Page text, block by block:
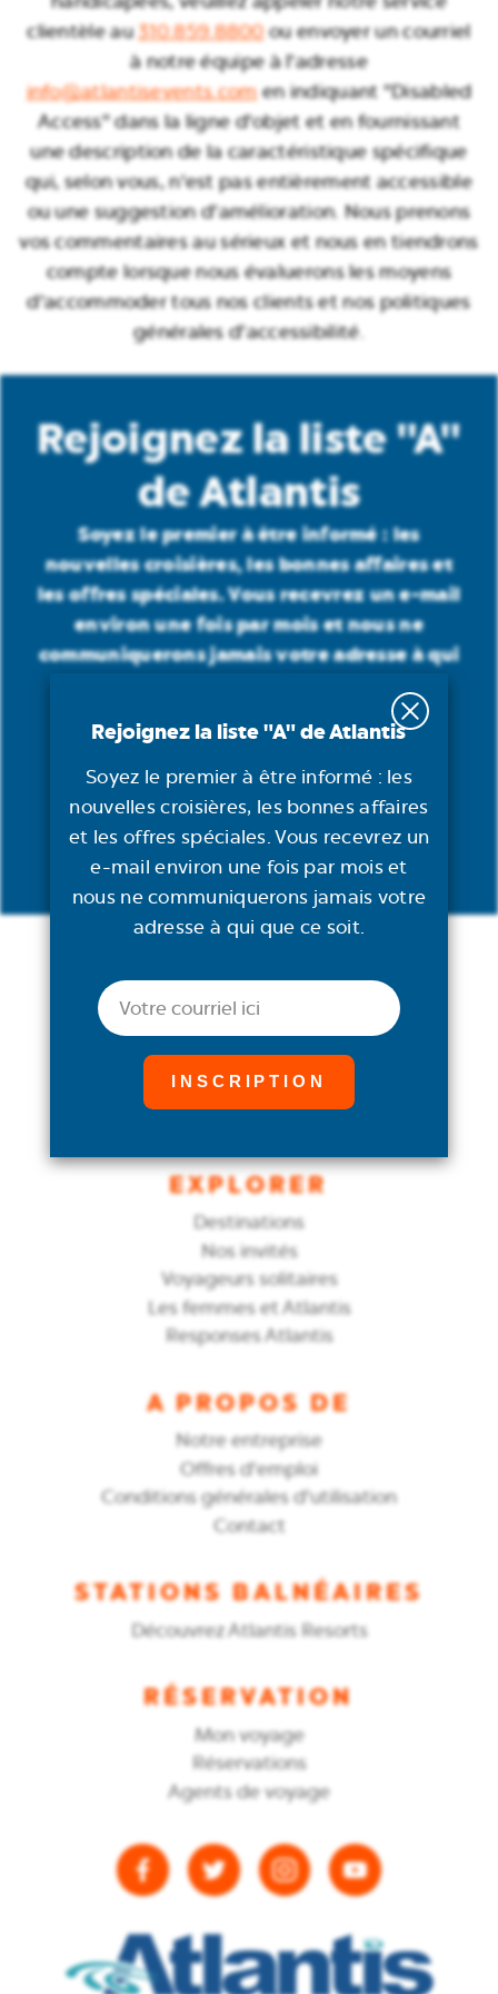
clientèle au310.859.8800ou envoyer un courriel
à notre équipe à l'adresse
info@atlantisevents.comen indiquant "Disabled
Access" dans la ligne d'objet et en fournissant
une description de la caractéristique spécifique
qui, selon vous, n'est pas entièrement accessible
ou une suggestion d'amélioration. Nous prenons
vos commentaires au sérieux et nous en tiendrons
compte lorsque nous évaluerons les moyens
d'accommoder tous nos clients et nos politiques
générales d'accessibilité.
Rejoignez la liste "A"
de Atlantis
Soyez le premier à être informé : les
nouvelles croisières, les bonnes affaires et
les offres spéciales. Vous recevrez un e-mail
environ une fois par mois et nous ne
communiquerons jamais votre adresse à qui
Croisière avec Atlantis
Croisière San Diego-Mexique 2026
Croisière Thanksgiving
Croisière Epic Allure dans les Caraïbes
EXPLORER
Destinations
Nos invités
Voyageurs solitaires
Les femmes et Atlantis
Responses Atlantis
A PROPOS DE
Notre entreprise
Offres d'emploi
Conditions générales d'utilisation
Contact
STATIONS BALNÉAIRES
Découvrez Atlantis Resorts
RÉSERVATION
Mon voyage
Réservations
Agents de voyage
Rejoignez la liste "A" de Atlantis
Soyez le premier à être informé : les
nouvelles croisières, les bonnes affaires
et les offres spéciales. Vous recevrez un
e-mail environ une fois par mois et
nous ne communiquerons jamais votre
adresse à qui que ce soit.